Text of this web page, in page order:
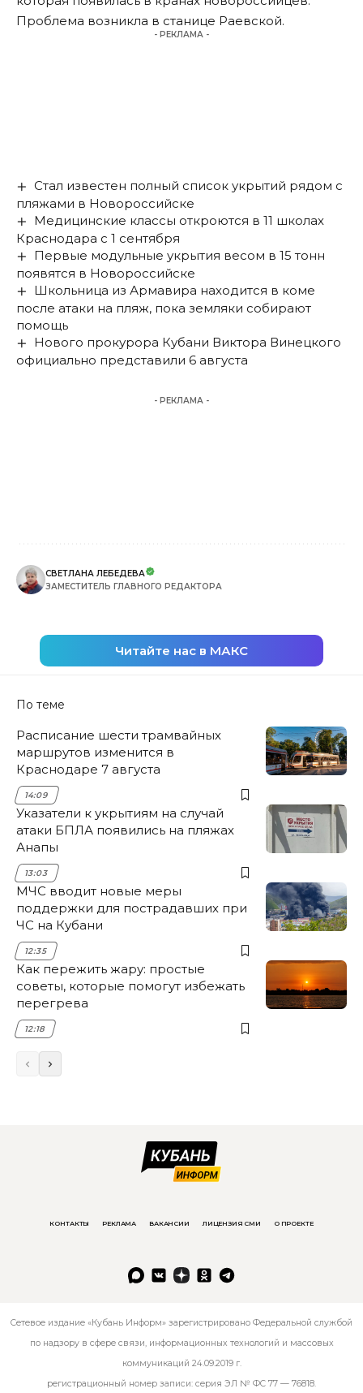
Проблема возникла в станице Раевской.
- РЕКЛАМА -
Стал известен полный список укрытий рядом с
пляжами в Новороссийске
Медицинские классы откроются в 11 школах
Краснодара с 1 сентября
Первые модульные укрытия весом в 15 тонн
появятся в Новороссийске
Школьница из Армавира находится в коме
после атаки на пляж, пока земляки собирают
помощь
Нового прокурора Кубани Виктора Винецкого
официально представили 6 августа
- РЕКЛАМА -
СВЕТЛАНА ЛЕБЕДЕВА
ЗАМЕСТИТЕЛЬ ГЛАВНОГО РЕДАКТОРА
Читайте нас в МАКС
По теме
Расписание шести трамвайных
маршрутов изменится в
Краснодаре 7 августа
14:09
Указатели к укрытиям на случай
атаки БПЛА появились на пляжах
Анапы
13:03
МЧС вводит новые меры
поддержки для пострадавших при
ЧС на Кубани
12:35
Как пережить жару: простые
советы, которые помогут избежать
перегрева
12:18
КОНТАКТЫ РЕКЛАМА ВАКАНСИИ ЛИЦЕНЗИЯ СМИ О ПРОЕКТЕ
Сетевое издание «Кубань Информ» зарегистрировано Федеральной службой
по надзору в сфере связи, информационных технологий и массовых
коммуникаций 24.09.2019 г.
регистрационный номер записи: серия ЭЛ № ФС 77 — 76818.